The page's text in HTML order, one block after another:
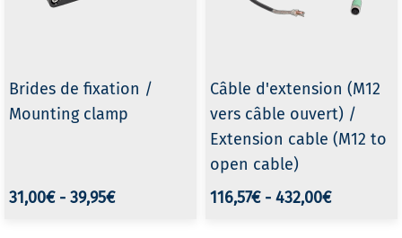
Brides de fixation /
Mounting clamp
31,00€- 39,95€
Câble d'extension (M12
vers câble ouvert) /
Extension cable (M12 to
open cable)
116,57€- 432,00€